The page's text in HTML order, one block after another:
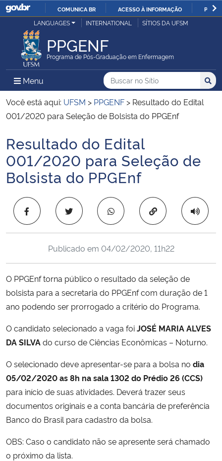
IR
COMUNICA BR ACESSO À INFORMAÇÃO
Ministério da Justiça e Segurança Pública
Ministério da Defesa
Ministério das Relações Exteriores
Ministério da Infraestrutura
Ministério da Agricultura, Pecuária e Abastecimento
Ministério da Educação
Ministério de Minas e Energia
Ministério da Ciência, Tecnologia, Inovações e Comunicações
Ministério do Turismo
Ministério do Desenvolvimento Regional
Ministério da Mulher, da Família e dos Direitos Humanos
LANGUAGES INTERNATIONAL SÍTIOS DA UFSM
PPGENF
Programa de Pós-Graduação em Enfermagem
Menu Menu Principal do Sítio
Busca
Buscar no no Sítio
Busca:
Você está aqui: UFSM > PPGENF > Resultado do Edital
001/2020 para Seleção de Bolsista do PPGEnf
Início do conteúdo
Resultado do Edital
001/2020 para Seleção de
Bolsista do PPGEnf
Copiar para área
Publicado em 04/02/2020, 11h22
O PPGEnf torna público o resultado da seleção de
bolsista para a secretaria do PPGEnf com duração de 1
ano podendo ser prorrogado a critério do Programa.
O candidato selecionado a vaga foiJOSÉ MARIA ALVES
DA SILVAdo curso de Ciências Econômicas – Noturno.
O selecionado deve apresentar-se para a bolsa no dia
05/02/2020 as 8h na sala 1302 do Prédio 26 (CCS)
para início de suas atividades. Deverá trazer seus
documentos originais e a conta bancária de preferência
Banco do Brasil para cadastro da bolsa.
OBS: Caso o candidato não se apresente será chamado
o próximo da lista.